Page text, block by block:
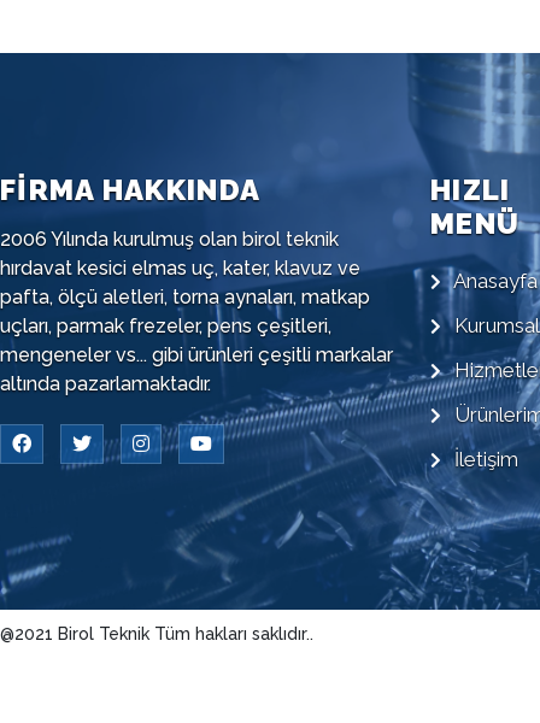
FİRMA HAKKINDA
2006 Yılında kurulmuş olan birol teknik
hırdavat kesici elmas uç, kater, klavuz ve
pafta, ölçü aletleri, torna aynaları, matkap
uçları, parmak frezeler, pens çeşitleri,
mengeneler vs... gibi ürünleri çeşitli markalar
altında pazarlamaktadır.
HIZLI
MENÜ
Anasayfa
Kurumsal
İletişim
@2021 Birol Teknik Tüm hakları saklıdır..